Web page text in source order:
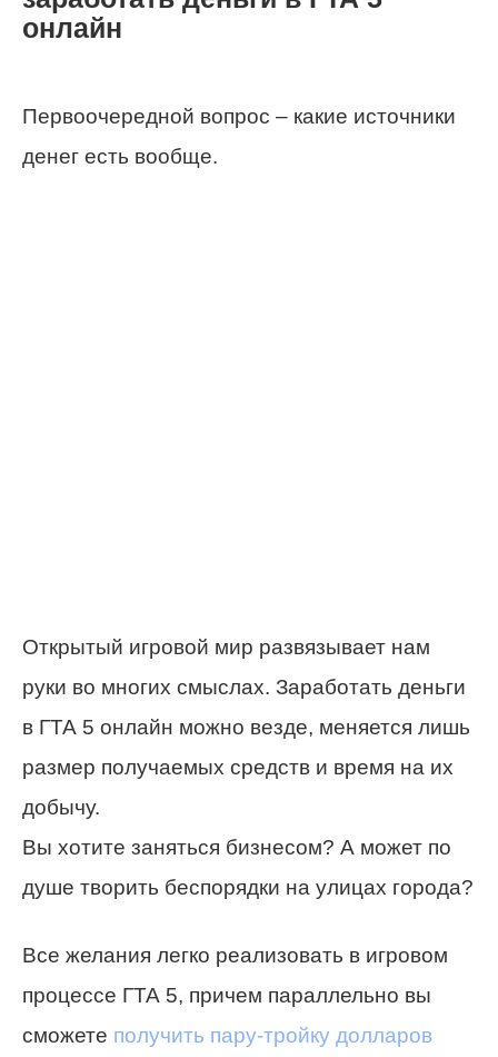
онлайн
Первоочередной вопрос – какие источники
денег есть вообще.
Открытый игровой мир развязывает нам
руки во многих смыслах. Заработать деньги
в ГТА 5 онлайн можно везде, меняется лишь
размер получаемых средств и время на их
добычу.
Вы хотите заняться бизнесом? А может по
душе творить беспорядки на улицах города?
Все желания легко реализовать в игровом
процессе ГТА 5, причем параллельно вы
сможете получить пару-тройку долларов